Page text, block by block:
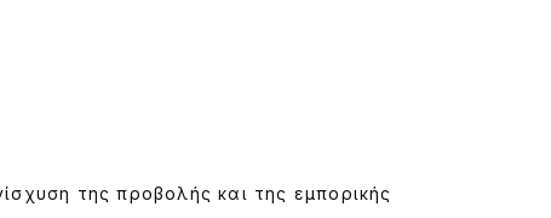
της προβολής και της εμπορικής